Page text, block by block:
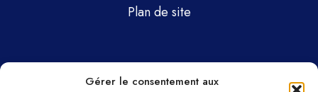
Gérer le consentement aux
Plan de site